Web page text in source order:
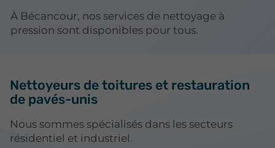
À Bécancour, nos services de nettoyage à
pression sont disponibles pour tous.
Nettoyeurs de toitures et restauration
de pavés-unis
Nous sommes spécialisés dans les secteurs
résidentiel et industriel.